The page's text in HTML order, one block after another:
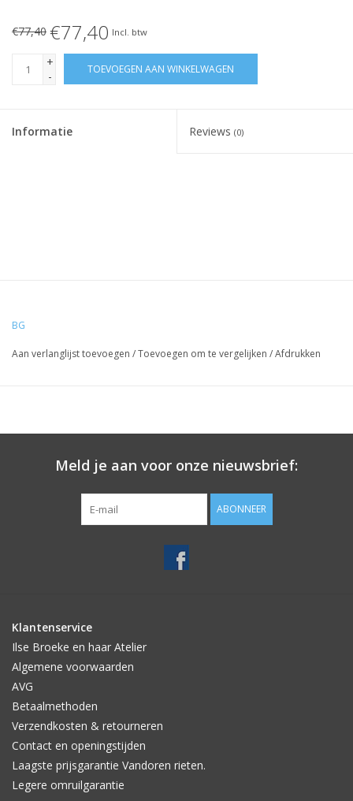
€77,40 €77,40 Incl. btw
+
-
TOEVOEGEN AAN WINKELWAGEN
Informatie Reviews (0)
BG
Aan verlanglijst toevoegen /Toevoegen om te vergelijken /Afdrukken
Meld je aan voor onze nieuwsbrief:
ABONNEER
Klantenservice
Ilse Broeke en haar Atelier
Algemene voorwaarden
AVG
Betaalmethoden
Verzendkosten & retourneren
Contact en openingstijden
Laagste prijsgarantie Vandoren rieten.
Legere omruilgarantie